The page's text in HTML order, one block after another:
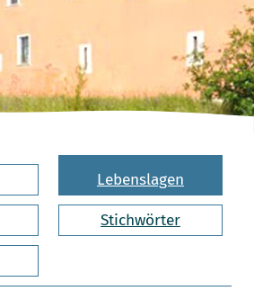
Lebenslagen
Stichwörter